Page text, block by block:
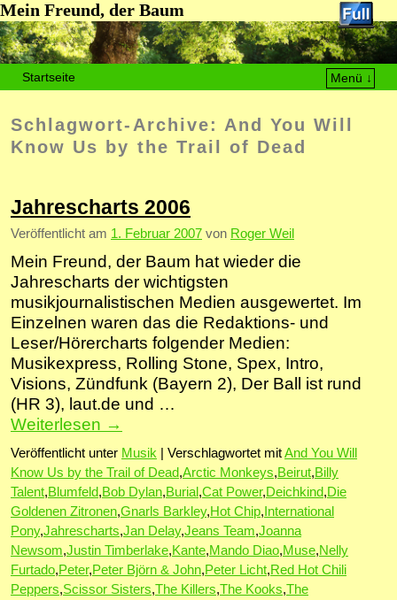
Mein Freund, der Baum
Startseite
Menü ↓
Schlagwort-Archive: And You Will
Know Us by the Trail of Dead
Jahrescharts 2006
Veröffentlicht am 1. Februar 2007 von Roger Weil
Mein Freund, der Baum hat wieder die
Jahrescharts der wichtigsten
musikjournalistischen Medien ausgewertet. Im
Einzelnen waren das die Redaktions- und
Leser/Hörercharts folgender Medien:
Musikexpress, Rolling Stone, Spex, Intro,
Visions, Zündfunk (Bayern 2), Der Ball ist rund
(HR 3), laut.de und …
Weiterlesen →
Veröffentlicht unter Musik Verschlagwortet mitAnd You Will
Know Us by the Trail of Dead,Arctic Monkeys,Beirut,Billy
Talent,Blumfeld,Bob Dylan,Burial ,Cat Power,Deichkind,Die
Goldenen Zitronen,Gnarls Barkley,Hot Chip, International
Pony,Jahrescharts,Jan Delay,Jeans Team,Joanna
Newsom,Justin Timberlake,Kante,Mando Diao,Muse,Nelly
Furtado,Peter,Peter Björn & John,Peter Licht,Red Hot Chili
Peppers,Scissor Sisters,The Killers,The Kooks,The